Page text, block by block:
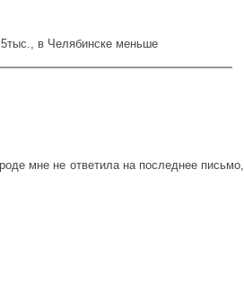
в Челябинске меньше
мне не ответила на последнее письмо,